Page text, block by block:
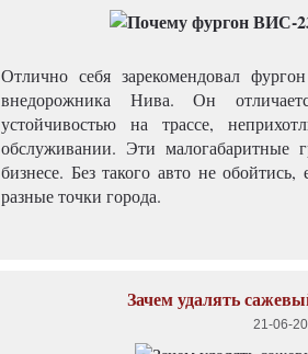
Отлично себя зарекомендовал
внедорожника Нива. Он
устойчивостью на трассе,
обслуживании. Эти малогабаритные
бизнесе. Без такого авто не
разные точки города.
Зачем удалять
21-06-